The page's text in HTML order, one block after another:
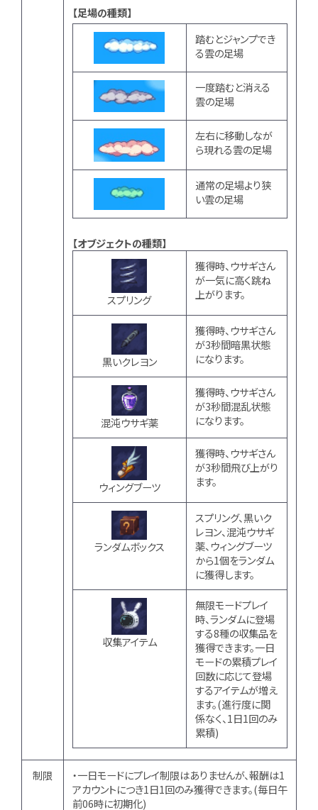
【足場の種類】
踏むとジャンプでき
る雲の足場
一度踏むと消える
雲の足場
左右に移動しなが
ら現れる雲の足場
通常の足場より狭
い雲の足場
【オブジェクトの種類】
スプリング
獲得時、ウサギさん
が一気に高く跳ね
上がります。
黒いクレヨン
獲得時、ウサギさん
が3秒間暗黒状態
になります。
混沌ウサギ薬
獲得時、ウサギさん
が3秒間混乱状態
になります。
ウィングブーツ
獲得時、ウサギさん
が3秒間飛び上がり
ます。
ランダムボックス
スプリング、黒いク
レヨン、混沌ウサギ
薬、ウィングブーツ
から1個をランダム
に獲得します。
収集アイテム
無限モードプレイ
時、ランダムに登場
する8種の収集品を
獲得できます。一日
モードの累積プレイ
回数に応じて登場
するアイテムが増え
ます。(進行度に関
係なく、1日1回のみ
累積)
制限
・一日モードにプレイ制限はありませんが、報酬は1
アカウントにつき1日1回のみ獲得できます。(毎日午
前06時に初期化)